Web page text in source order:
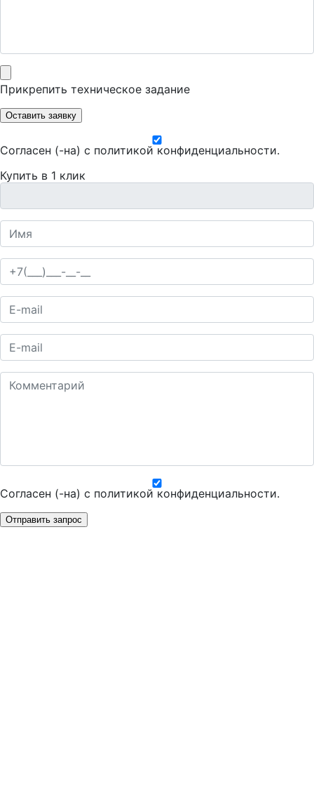
Прикрепить техническое задание
Оставить заявку
Согласен (-на) с политикой конфиденциальности.
Купить в 1 клик
Согласен (-на) с политикой конфиденциальности.
Отправить запрос